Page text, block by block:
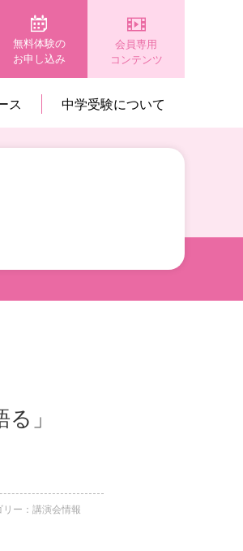
無料体験の
お申し込み
会員専用
コンテンツ
ス 中学受験について
」
リー：講演会情報